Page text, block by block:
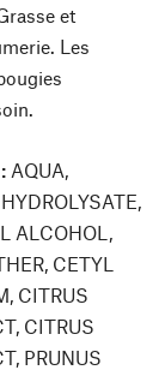
et
Les
AQUA,
ALCOHOL,
CETYL
CITRUS
CITRUS
PRUNUS